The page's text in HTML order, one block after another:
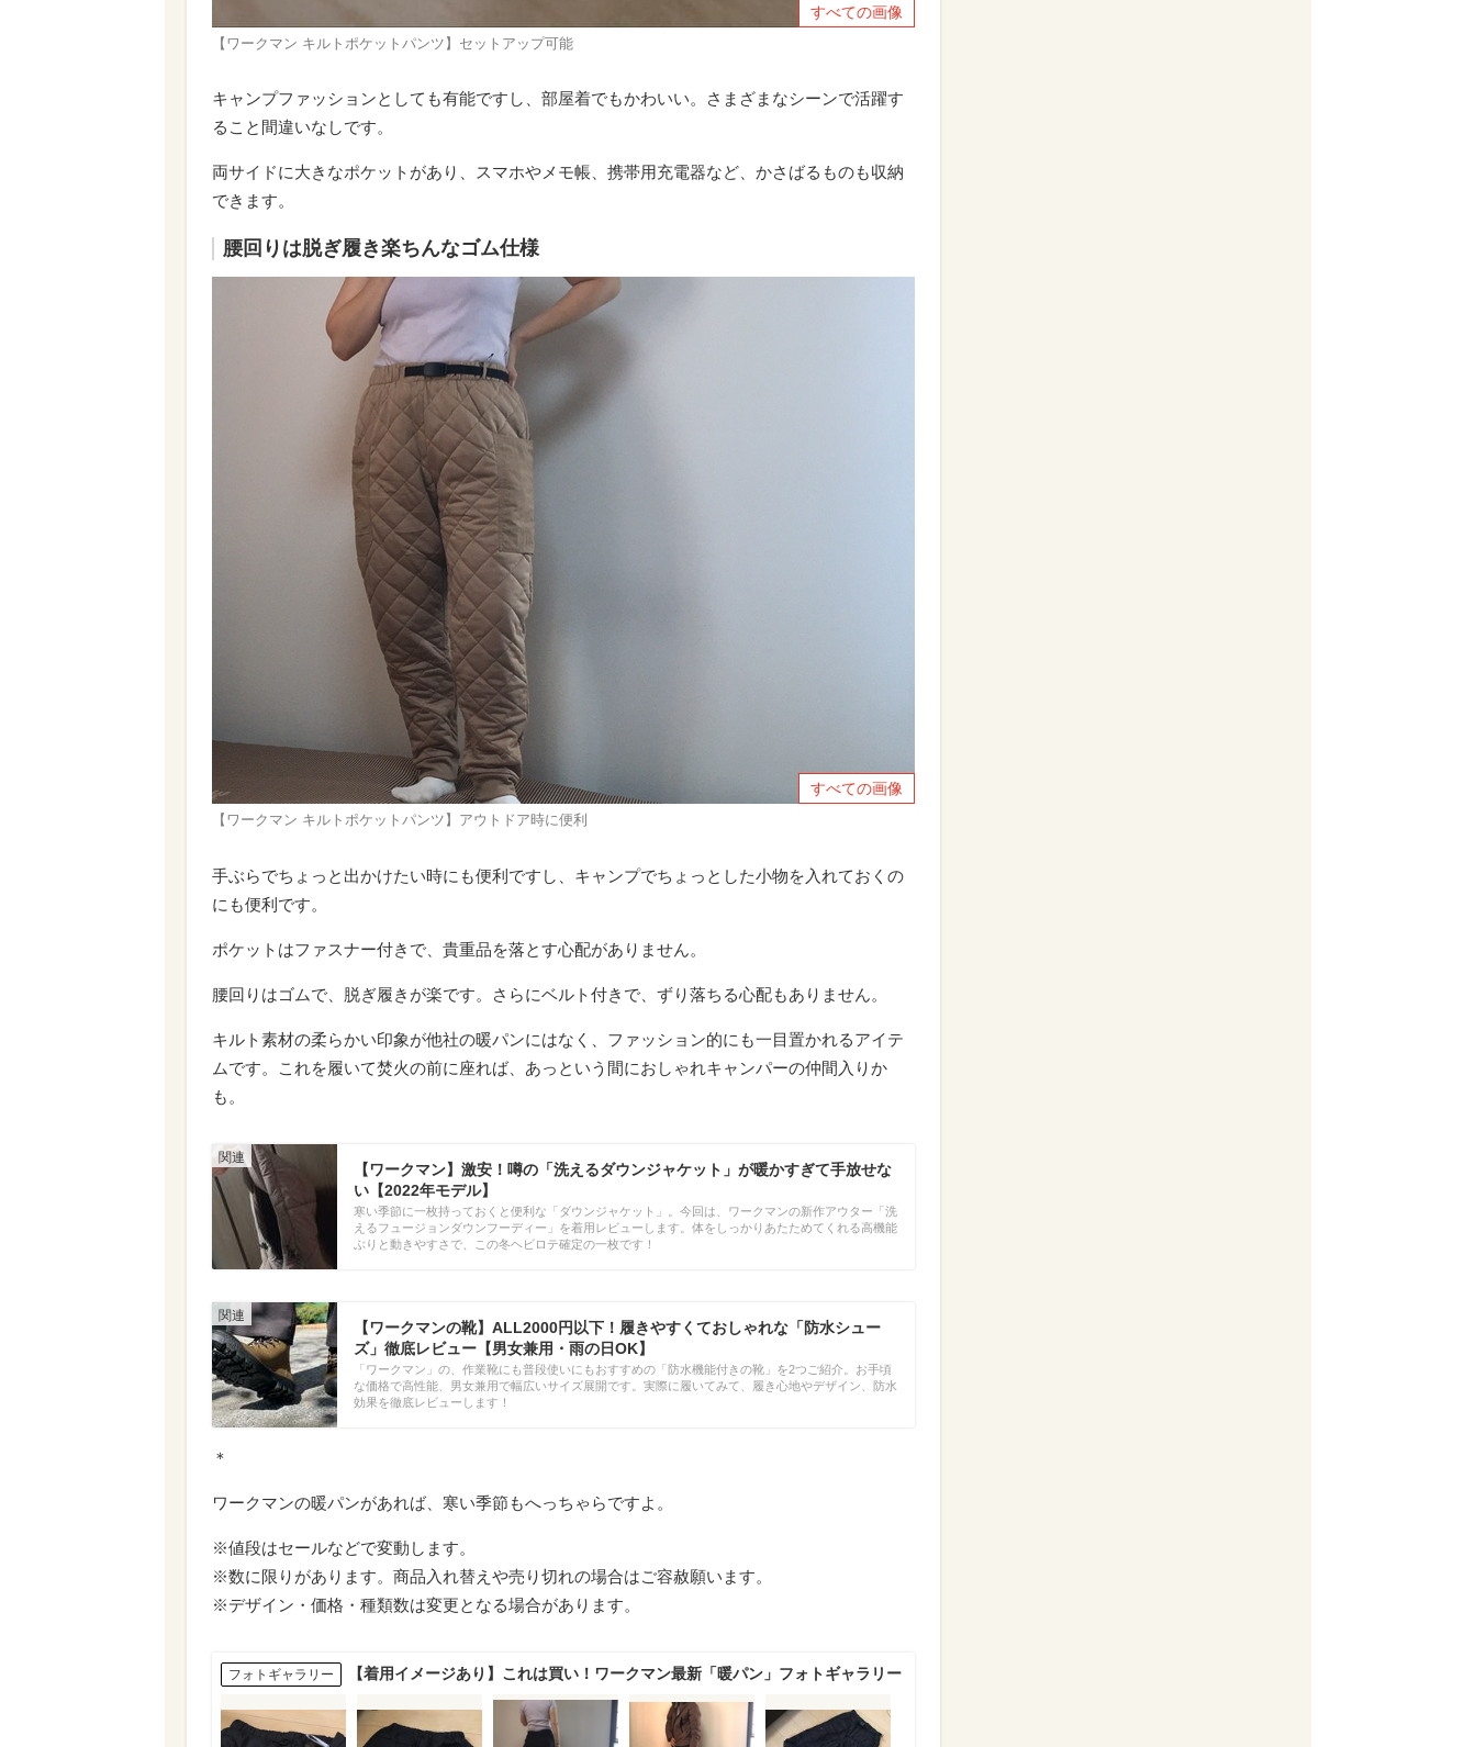
すべての画像
【ワークマン キルトポケットパンツ】セットアップ可能
キャンプファッションとしても有能ですし、部屋着でもかわいい。さまざまなシーンで活躍す
ること間違いなしです。
両サイドに大きなポケットがあり、スマホやメモ帳、携帯用充電器など、かさばるものも収納
できます。
腰回りは脱ぎ履き楽ちんなゴム仕様
すべての画像
【ワークマン キルトポケットパンツ】アウトドア時に便利
手ぶらでちょっと出かけたい時にも便利ですし、キャンプでちょっとした小物を入れておくの
にも便利です。
ポケットはファスナー付きで、貴重品を落とす心配がありません。
腰回りはゴムで、脱ぎ履きが楽です。さらにベルト付きで、ずり落ちる心配もありません。
キルト素材の柔らかい印象が他社の暖パンにはなく、ファッション的にも一目置かれるアイテ
ムです。これを履いて焚火の前に座れば、あっという間におしゃれキャンパーの仲間入りか
も。
【ワークマン】激安！噂の「洗えるダウンジャケット」が暖かすぎて手放せな
い【2022年モデル】
寒い季節に一枚持っておくと便利な「ダウンジャケット」。今回は、ワークマンの新作アウター「洗
えるフュージョンダウンフーディー」を着用レビューします。体をしっかりあたためてくれる高機能
ぶりと動きやすさで、この冬ヘビロテ確定の一枚です！
【ワークマンの靴】ALL2000円以下！履きやすくておしゃれな「防水シュー
ズ」徹底レビュー【男女兼用・雨の日OK】
「ワークマン」の、作業靴にも普段使いにもおすすめの「防水機能付きの靴」を2つご紹介。お手頃
な価格で高性能、男女兼用で幅広いサイズ展開です。実際に履いてみて、履き心地やデザイン、防水
効果を徹底レビューします！
＊
ワークマンの暖パンがあれば、寒い季節もへっちゃらですよ。
※値段はセールなどで変動します。
※数に限りがあります。商品入れ替えや売り切れの場合はご容赦願います。
※デザイン・価格・種類数は変更となる場合があります。
フォトギャラリー 【着用イメージあり】これは買い！ワークマン最新「暖パン」フォトギャラリー